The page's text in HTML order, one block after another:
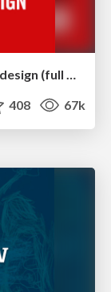
Fashionably flexible responsive web design (full day workshop)
408 67k